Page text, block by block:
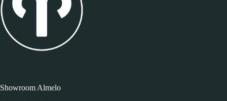
Showroom Almelo